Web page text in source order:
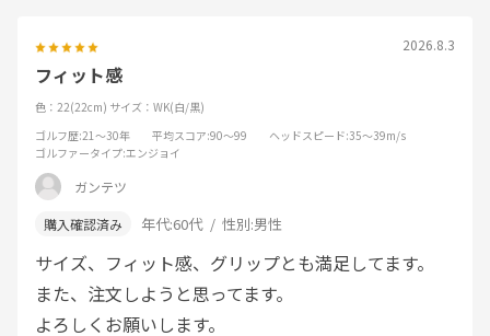
2026.8.3
フィット感
色：22(22cm) サイズ：WK(白/黒)
ゴルフ歴:21～30年 平均スコア:90～99 ヘッドスピード:35～39m/s
ゴルファータイプ:エンジョイ
ガンテツ
年代:60代 性別:男性
サイズ、フィット感、グリップとも満足してます。
また、注文しようと思ってます。
よろしくお願いします。